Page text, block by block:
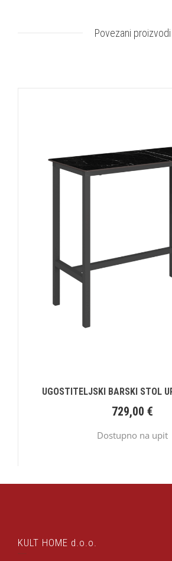
Povezani proizvodi
UGOSTITELJSKI BARSKI STOL
729,00 €
Dostupno na upit
KULT HOME d.o.o.